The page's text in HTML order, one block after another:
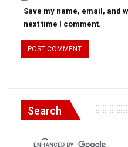
Save my name, email, and
next time I comment.
Search